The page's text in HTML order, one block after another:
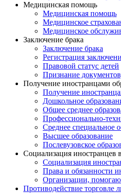
Медицинская помощь
Медицинская помощь
Медицинское
Медицинское
Заключение брака
Заключение брака
Регистрация
Правовой статус детей
Признание
Получение иностранцами
Получение
Дошкольное
Общее среднее
Профессионально-
Среднее специальное
Высшее образование
Послевузовское
Социализация иностранцев
Социализация
Права и обязанности
Oрганизации,
Противодействие торговле